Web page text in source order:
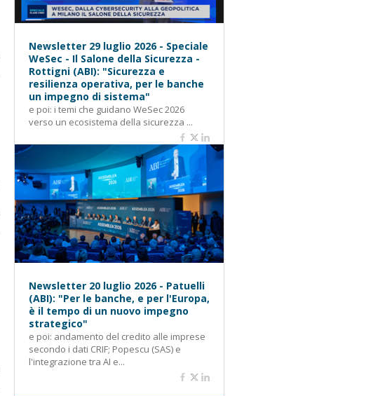
Newsletter 29 luglio 2026 - Speciale
WeSec - Il Salone della Sicurezza -
Rottigni (ABI): "Sicurezza e
resilienza operativa, per le banche
un impegno di sistema"
e poi: i temi che guidano WeSec 2026
verso un ecosistema della sicurezza ...
Newsletter 20 luglio 2026 - Patuelli
(ABI): "Per le banche, e per l'Europa,
è il tempo di un nuovo impegno
strategico"
e poi: andamento del credito alle imprese
secondo i dati CRIF; Popescu (SAS) e
l'integrazione tra AI e...